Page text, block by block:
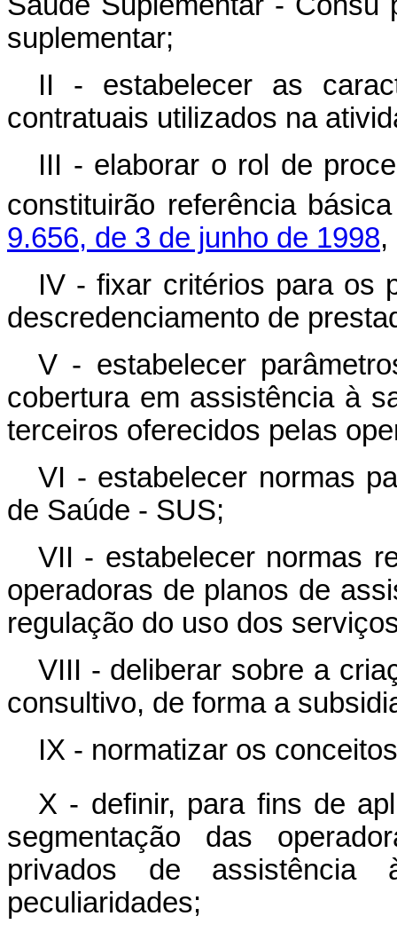
suplementar;
II - estabelecer as
contratuais utilizados na
III - elaborar o rol de
constituirão referência
9.656, de 3 de junho de 1998,
IV - fixar critérios para os
descredenciamento de
V - estabelecer
cobertura em assistência à
terceiros oferecidos pelas
VI - estabelecer normas
de Saúde - SUS;
VII - estabelecer normas
operadoras de planos de
regulação do uso dos
VIII - deliberar sobre a
consultivo, de forma a
IX - normatizar os
X - definir, para fins de
segmentação das
privados de assistência
peculiaridades;